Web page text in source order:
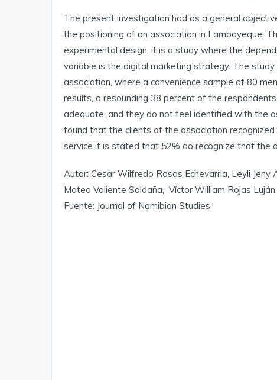
The present investigation had as a general
the positioning of an association in Lambayeque.
experimental design, it is a study where the
variable is the digital marketing strategy. The
association, where a convenience sample of 80
results, a resounding 38 percent of the
adequate, and they do not feel identified with the
found that the clients of the association
service it is stated that 52% do recognize that the
Autor: Cesar Wilfredo Rosas Echevarria, Leyli Jeny
Mateo Valiente Saldaña, Víctor William Rojas Luján.
Fuente: Journal of Namibian Studies